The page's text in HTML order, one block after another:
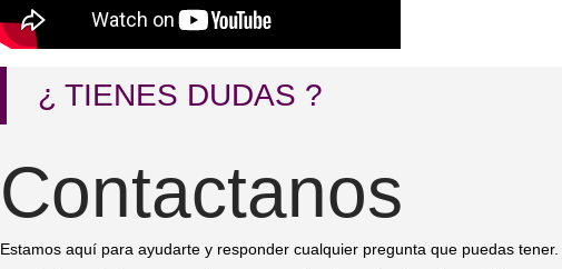
¿ TIENES DUDAS ?
Contactanos
Estamos aquí para ayudarte y responder cualquier pregunta que puedas tener.